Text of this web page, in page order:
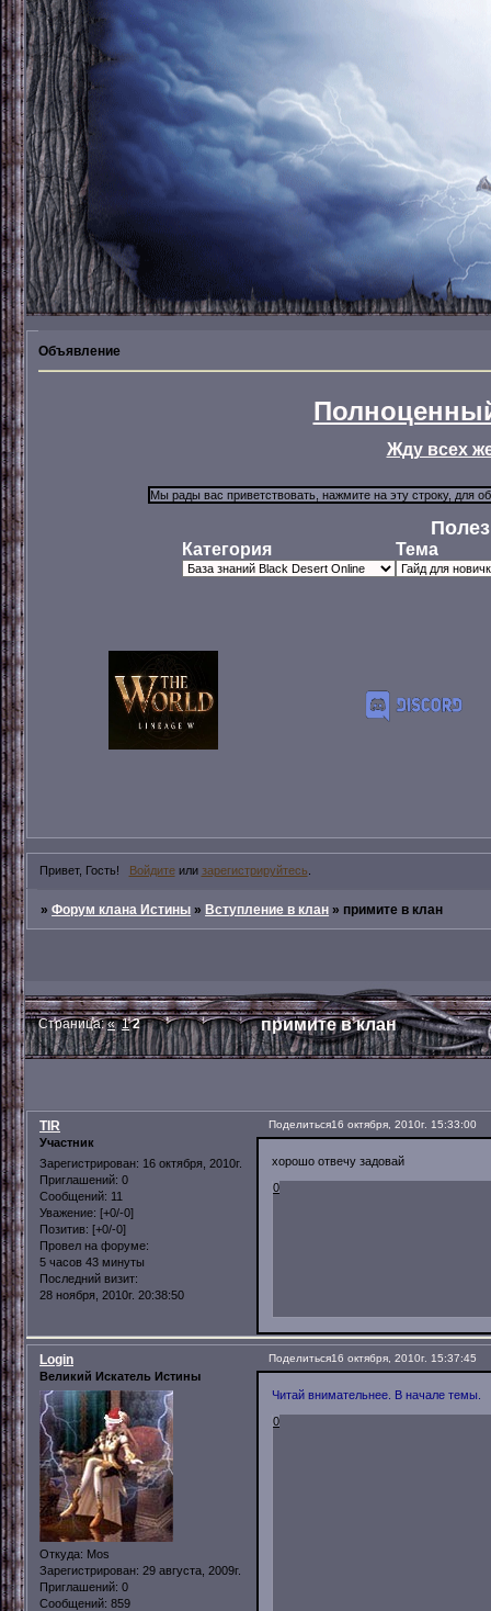
Объявление
Жду всех
Категория Тема
Привет, Гость! Войдитеили зарегистрируйтесь
»Форум клана Истины »Вступление в клан » примите в клан
примите в клан
Страница:« 1 2
Поделиться16 октября, 2010г. 15:33:00
TIR
Участник
Зарегистрирован: 16 октября, 2010г.
Приглашений: 0
Сообщений: 11
Уважение: [+0/-0]
Позитив: [+0/-0]
Провел на форуме:
5 часов 43 минуты
Последний визит:
28 ноября, 2010г. 20:38:50
хорошо отвечу задовай
0
Поделиться16 октября, 2010г. 15:37:45
Login
Великий Искатель Истины
Откуда: Mos
Зарегистрирован: 29 августа, 2009г.
Приглашений: 0
Сообщений: 859
Читай внимательнее. В начале темы.
0